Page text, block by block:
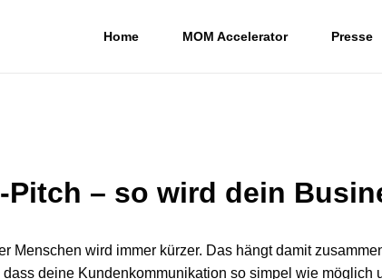
Home MOM Accelerator Presse
Pitch – so wird dein
Menschen wird immer kürzer. Das hängt damit
deine Kundenkommunikation so simpel wie